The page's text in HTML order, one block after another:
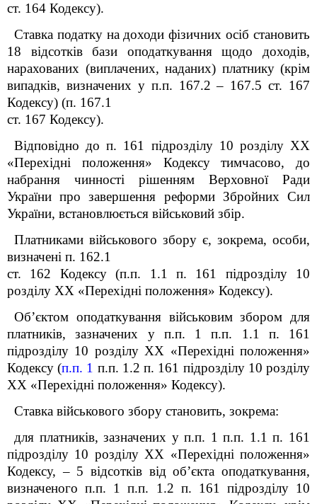
ст. 164 Кодексу).
Ставка податку на доходи фізичних осіб становить
18 відсотків бази оподаткування щодо доходів,
нарахованих (виплачених, наданих) платнику (крім
випадків, визначених у п.п. 167.2 – 167.5 ст. 167
Кодексу) (п. 167.1
ст. 167 Кодексу).
Відповідно до п. 161
підрозділу 10 розділу ХХ
«Перехідні положення» Кодексутимчасово, до
набрання чинності рішенням Верховної Ради
України про завершення реформи Збройних Сил
України, встановлюється військовий збір.
Платниками військового збору є, зокрема, особи,
визначені п. 162.1
ст. 162 Кодексу (п.п. 1.1 п. 161
підрозділу 10
розділу XX «Перехідні положення» Кодексу).
Об’єктом оподаткування військовим збором для
платників, зазначених у п.п. 1 п.п. 1.1 п. 161
підрозділу 10 розділу XX «Перехідні положення»
Кодексу (п.п. 1 п.п. 1.2 п. 161 підрозділу 10 розділу
XX «Перехідні положення» Кодексу).
Ставка військового збору становить, зокрема:
для платників, зазначених у п.п. 1 п.п. 1.1 п. 161
підрозділу 10 розділу XX «Перехідні положення»
Кодексу, – 5 відсотків від об’єкта оподаткування,
визначеного п.п. 1 п.п. 1.2 п. 161
підрозділу 10